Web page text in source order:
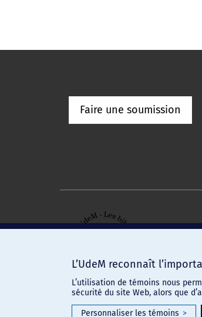
Faire une soumission
Confidentialité -Conditions
Paramètres des témoins
L’UdeM reconnaît
L’utilisation de témoins nous
sécurité du site Web, alors que
Personnaliser les témoins >